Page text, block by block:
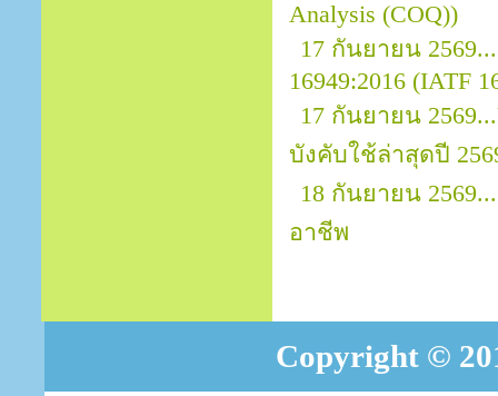
Analysis (COQ))
17 กันยายน
16949:2016 (IATF
17 กันยายน
บังคับใช้ล่าสุดปี
18 กันยายน
อาชีพ
Copyright ©